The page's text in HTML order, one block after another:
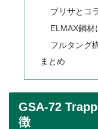
ブリサとコ
ELMAX鋼材
フルタング
まとめ
GSA-72
徴